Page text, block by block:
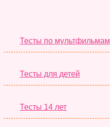
Тесты по мультфильмам
Тесты для детей
Тесты 14 лет